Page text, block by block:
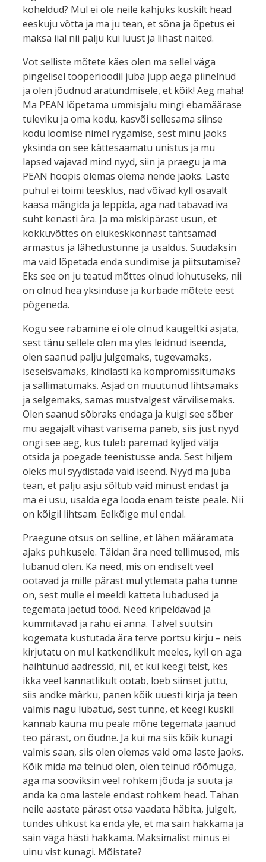
koheldud? Mul ei ole neile kahjuks kuskilt head
eeskuju võtta ja ma ju tean, et sõna ja õpetus ei
maksa iial nii palju kui luust ja lihast näited.
Vot selliste mõtete käes olen ma sellel väga
pingelisel tööperioodil juba jupp aega piinelnud
ja olen jõudnud äratundmisele, et kõik! Aeg maha!
Ma PEAN lõpetama ummisjalu mingi ebamäärase
tuleviku ja oma kodu, kasvõi sellesama siinse
kodu loomise nimel rygamise, sest minu jaoks
yksinda on see kättesaamatu unistus ja mu
lapsed vajavad mind nyyd, siin ja praegu ja ma
PEAN hoopis olemas olema nende jaoks. Laste
puhul ei toimi teesklus, nad võivad kyll osavalt
kaasa mängida ja leppida, aga nad tabavad iva
suht kenasti ära. Ja ma miskipärast usun, et
kokkuvõttes on elukeskkonnast tähtsamad
armastus ja lähedustunne ja usaldus. Suudaksin
ma vaid lõpetada enda sundimise ja piitsutamise?
Eks see on ju teatud mõttes olnud lohutuseks, nii
on olnud hea yksinduse ja kurbade mõtete eest
põgeneda.
Kogu see rabamine ei ole olnud kaugeltki asjata,
sest tänu sellele olen ma yles leidnud iseenda,
olen saanud palju julgemaks, tugevamaks,
iseseisvamaks, kindlasti ka kompromissitumaks
ja sallimatumaks. Asjad on muutunud lihtsamaks
ja selgemaks, samas mustvalgest värvilisemaks.
Olen saanud sõbraks endaga ja kuigi see sõber
mu aegajalt vihast värisema paneb, siis just nyyd
ongi see aeg, kus tuleb paremad kyljed välja
otsida ja poegade teenistusse anda. Sest hiljem
oleks mul syydistada vaid iseend. Nyyd ma juba
tean, et palju asju sõltub vaid minust endast ja
ma ei usu, usalda ega looda enam teiste peale. Nii
on kõigil lihtsam. Eelkõige mul endal.
Praegune otsus on selline, et lähen määramata
ajaks puhkusele. Täidan ära need tellimused, mis
lubanud olen. Ka need, mis on endiselt veel
ootavad ja mille pärast mul ytlemata paha tunne
on, sest mulle ei meeldi katteta lubadused ja
tegemata jäetud tööd. Need kripeldavad ja
kummitavad ja rahu ei anna. Talvel suutsin
kogemata kustutada ära terve portsu kirju – neis
kirjutatu on mul katkendlikult meeles, kyll on aga
haihtunud aadressid, nii, et kui keegi teist, kes
ikka veel kannatlikult ootab, loeb siinset juttu,
siis andke märku, panen kõik uuesti kirja ja teen
valmis nagu lubatud, sest tunne, et keegi kuskil
kannab kauna mu peale mõne tegemata jäänud
teo pärast, on õudne. Ja kui ma siis kõik kunagi
valmis saan, siis olen olemas vaid oma laste jaoks.
Kõik mida ma teinud olen, olen teinud rõõmuga,
aga ma sooviksin veel rohkem jõuda ja suuta ja
anda ka oma lastele endast rohkem head. Tahan
neile aastate pärast otsa vaadata häbita, julgelt,
tundes uhkust ka enda yle, et ma sain hakkama ja
sain väga hästi hakkama. Maksimalist minus ei
uinu vist kunagi. Mõistate?